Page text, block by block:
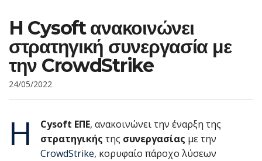
f
o
r
m
H Cysoft ανακοινώνει
στρατηγική συνεργασία με
την CrowdStrike
24/05/2022
Η Cysoft ΕΠΕ, ανακοινώνει την έναρξη της
στρατηγικήςτης συνεργασίας με την
CrowdStrike, κορυφαίο πάροχο λύσεων